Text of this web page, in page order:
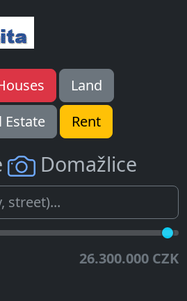
Land
Estate
Rent
Domažlice
26.300.000 CZK